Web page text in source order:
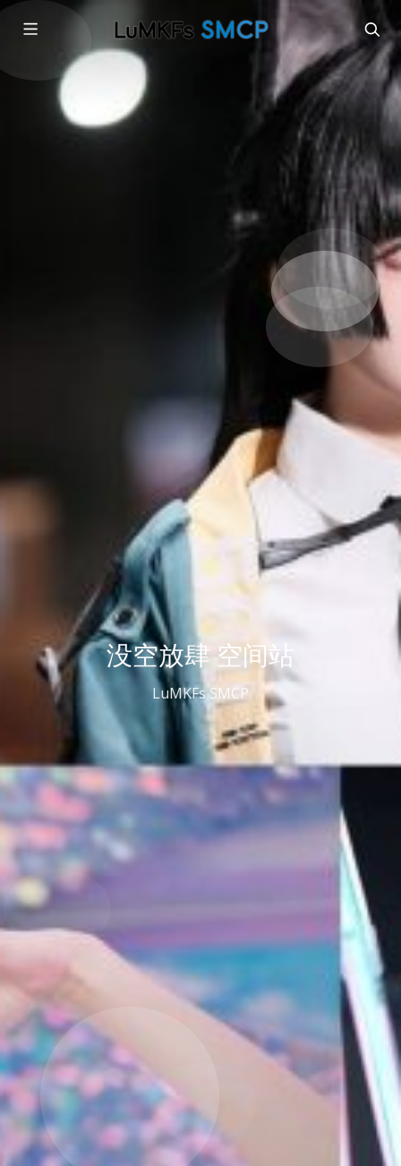
没空放肆 空间站
LuMKFs SMCP